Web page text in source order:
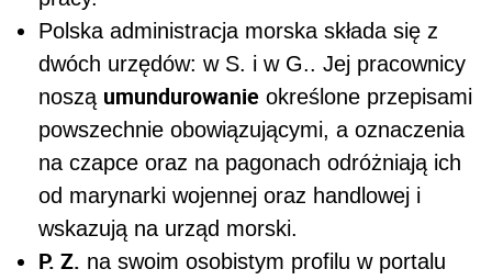
Polska administracja morska składa się z
dwóch urzędów: w S. i w G.. Jej pracownicy
noszą umundurowanie określone przepisami
powszechnie obowiązującymi, a oznaczenia
na czapce oraz na pagonach odróżniają ich
od marynarki wojennej oraz handlowej i
wskazują na urząd morski.
P. Z. na swoim osobistym profilu w portalu